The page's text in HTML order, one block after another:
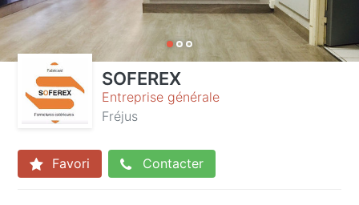
SOFEREX
Entreprise générale
Fréjus
Favori Contacter